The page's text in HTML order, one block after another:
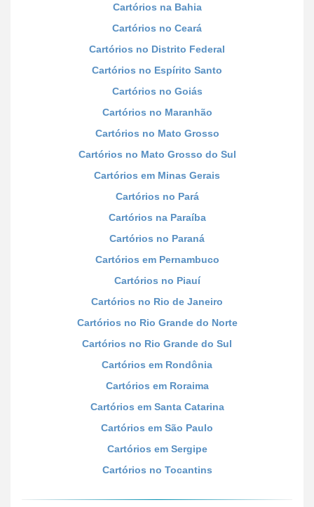
Cartórios na Bahia
Cartórios no Ceará
Cartórios no Distrito Federal
Cartórios no Espírito Santo
Cartórios no Goiás
Cartórios no Maranhão
Cartórios no Mato Grosso
Cartórios no Mato Grosso do Sul
Cartórios em Minas Gerais
Cartórios no Pará
Cartórios na Paraíba
Cartórios no Paraná
Cartórios em Pernambuco
Cartórios no Piauí
Cartórios no Rio de Janeiro
Cartórios no Rio Grande do Norte
Cartórios no Rio Grande do Sul
Cartórios em Rondônia
Cartórios em Roraima
Cartórios em Santa Catarina
Cartórios em São Paulo
Cartórios em Sergipe
Cartórios no Tocantins